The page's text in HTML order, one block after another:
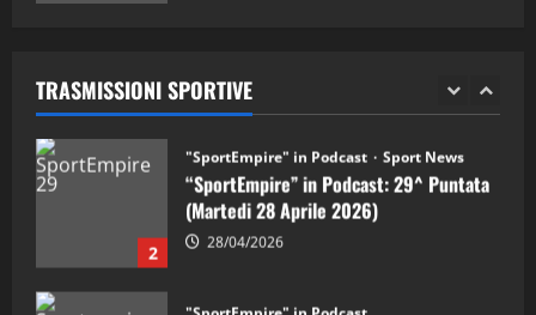
TRASMISSIONI SPORTIVE
2 28/04/2026
3
"SportEmpire" in Podcast
“SportEmpire” in Podcast: 28^ Puntata
(Martedi 21 Aprile 2026)
21/04/2026